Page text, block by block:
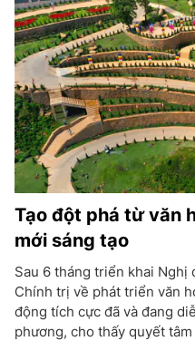
Tạo đột phá từ văn
mới sáng tạo
Sau 6 tháng triển khai Nghị
Chính trị về phát triển văn
động tích cực đã và đang
phương, cho thấy quyết